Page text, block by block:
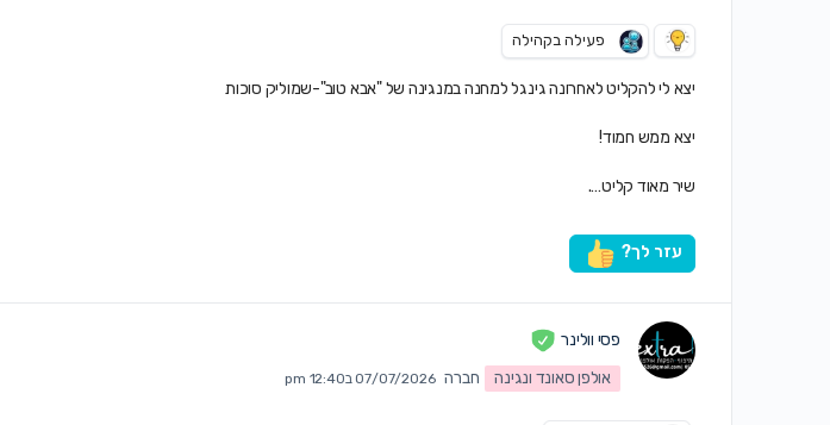
פעילה בקהילה
יצא לי להקליט לאחרונה גינגל למחנה במנגינה של "אבא טוב"-שמוליק סוכות
יצא ממש חמוד!
שיר מאוד קליט….
עזר לך?
פסי וולינר
אולפן סאונד ונגינה
חברה 07/07/2026 ב12:40 pm